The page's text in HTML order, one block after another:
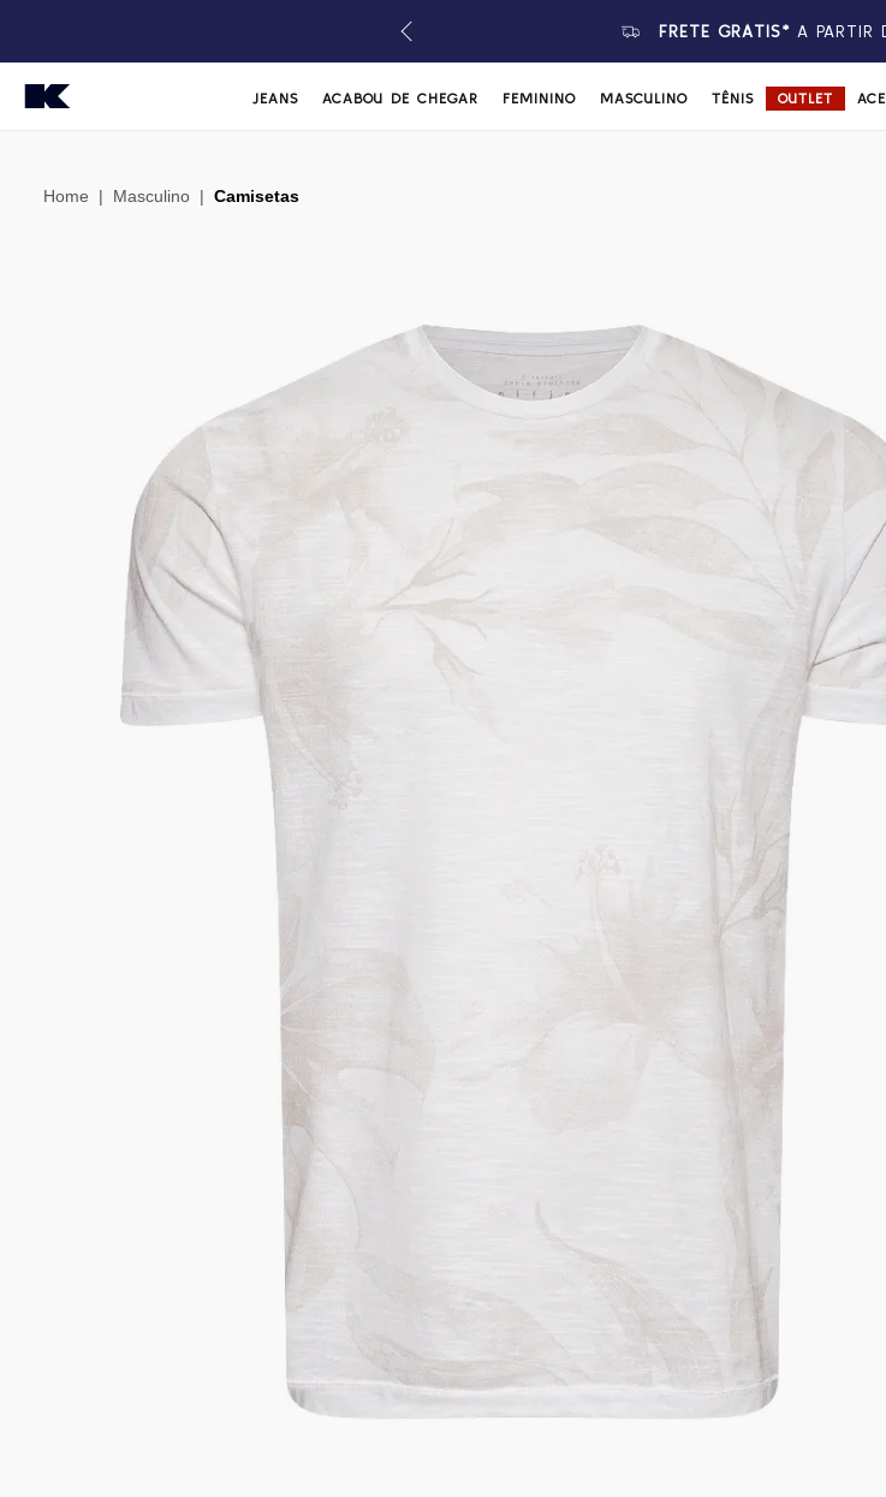
FRETE GRÁTIS* A PARTIR
JEANS ACABOU DE CHEGAR FEMININO MASCULINO TÊNIS OUTLET
Home | Masculino | Camisetas